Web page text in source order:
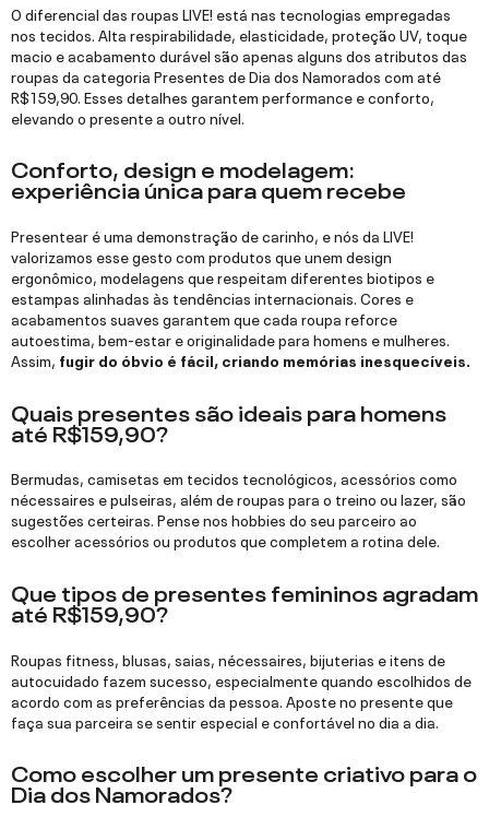
O diferencial das roupas LIVE! está nas tecnologias empregadas
nos tecidos. Alta respirabilidade, elasticidade, proteção UV, toque
macio e acabamento durável são apenas alguns dos atributos das
roupas da categoria Presentes de Dia dos Namorados com até
R$159,90. Esses detalhes garantem performance e conforto,
elevando o presente a outro nível.
Conforto, design e modelagem:
experiência única para quem recebe
Presentear é uma demonstração de carinho, e nós da LIVE!
valorizamos esse gesto com produtos que unem design
ergonômico, modelagens que respeitam diferentes biotipos e
estampas alinhadas às tendências internacionais. Cores e
acabamentos suaves garantem que cada roupa reforce
autoestima, bem-estar e originalidade para homens e mulheres.
Assim, fugir do óbvio é fácil, criando memórias inesquecíveis.
Quais presentes são ideais para homens
até R$159,90?
Bermudas, camisetas em tecidos tecnológicos, acessórios como
nécessaires e pulseiras, além de roupas para o treino ou lazer, são
sugestões certeiras. Pense nos hobbies do seu parceiro ao
escolher acessórios ou produtos que completem a rotina dele.
Que tipos de presentes femininos agradam
até R$159,90?
Roupas fitness, blusas, saias, nécessaires, bijuterias e itens de
autocuidado fazem sucesso, especialmente quando escolhidos de
acordo com as preferências da pessoa. Aposte no presente que
faça sua parceira se sentir especial e confortável no dia a dia.
Como escolher um presente criativo para o
Dia dos Namorados?